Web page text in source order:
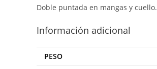
Doble puntada en mangas y cuello.
Información adicional
PESO